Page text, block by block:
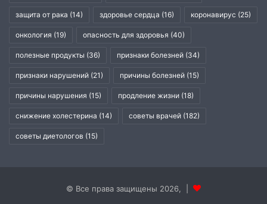
защита от рака (14) здоровье сердца (16) коронавирус (25)
онкология (19) опасность для здоровья (40)
полезные продукты (36) признаки болезней (34)
признаки нарушений (21) причины болезней (15)
причины нарушения (15) продление жизни (18)
снижение холестерина (14) советы врачей (182)
советы диетологов (15)
© Все права защищены 2026, |